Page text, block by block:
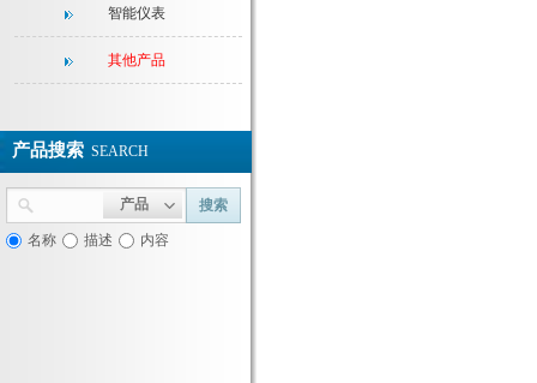
智能仪表
其他产品
产品搜索 SEARCH
产品 搜索
名称 描述 内容